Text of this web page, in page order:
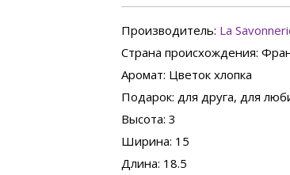
Производитель: La
Страна происхождения:
Аромат: Цветок хлопка
Подарок: для друга, для
Высота: 3
Ширина: 15
Длина: 18.5